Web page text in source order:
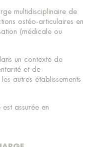
multidisciplinaire de
ostéo-articulaires en
(médicale ou
un contexte de
et de
autres établissements
assurée en